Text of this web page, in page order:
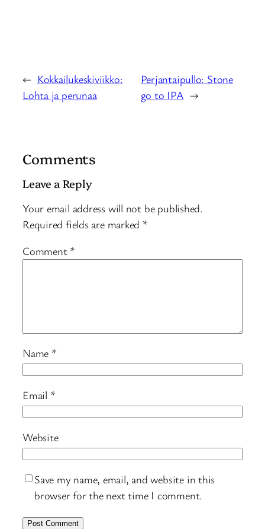
← Kokkailukeskiviikko:
Lohta ja perunaa
Perjantaipullo: Stone
go to IPA →
Comments
Leave a Reply
Your email address will not be published.
Required fields are marked *
Comment *
Name *
Email *
Website
Save my name, email, and website in this
browser for the next time I comment.